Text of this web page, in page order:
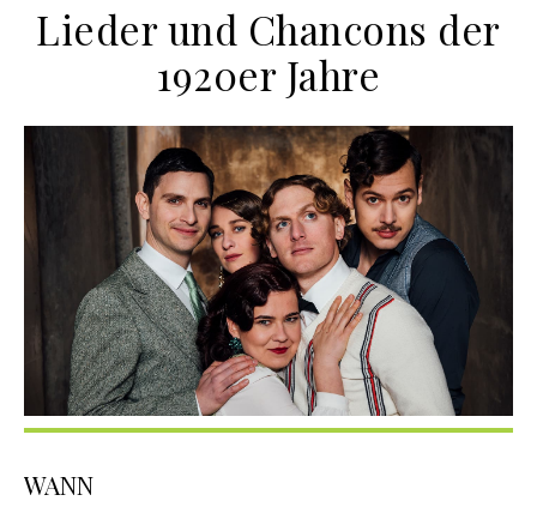
Lieder und Chancons der
1920er Jahre
WANN